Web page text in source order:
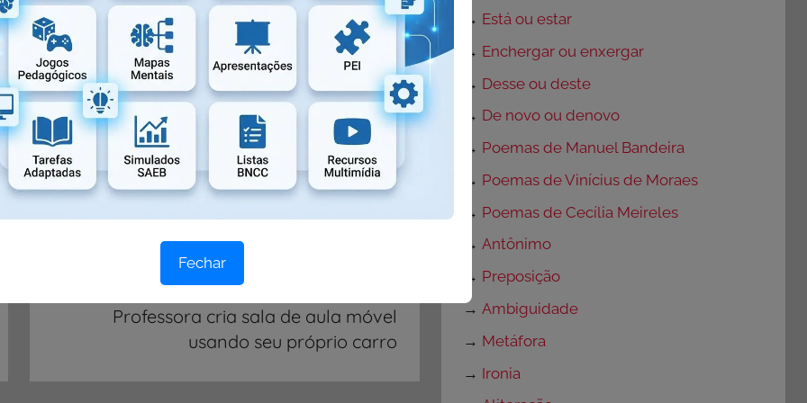
de Subtração Atividades Educativas,Atividades para
Professora cria sala de aula móvel
usando seu próprio carro
→ Está ou estar
→ Enchergar ou enxergar
→ Desse ou deste
→ De novo ou denovo
→ Poemas de Manuel Bandeira
→ Poemas de Vinícius de Moraes
→ Poemas de Cecília Meireles
→Antônimo
→ Preposição
→Ambiguidade
→ Metáfora
→ Ironia
Fechar